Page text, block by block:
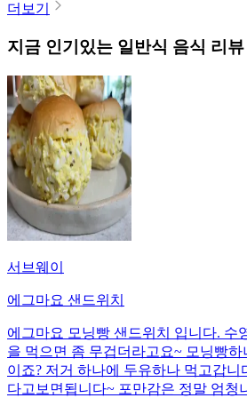
더보기
지금 인기있는 일반식 음식 리뷰
서브웨이
에그마요 샌드위치
에그마요 모닝빵 샌드위치 입니다. 수
을 먹으면 좀 무겁더라고요~ 모닝빵하
이죠? 저거 하나에 두유하나 먹고갑니
다고보면됩니다~ 포만감은 정말 엄청